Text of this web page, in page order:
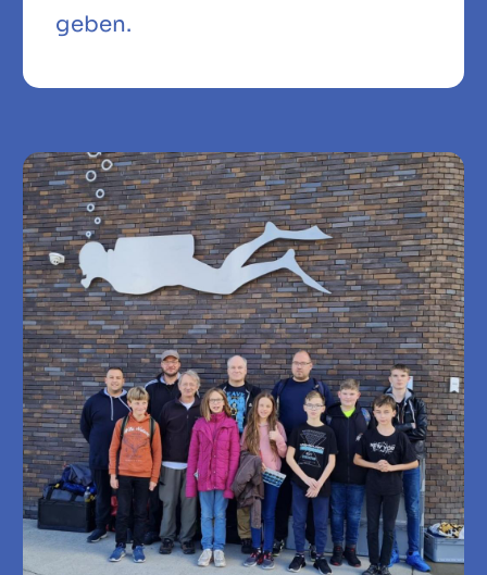
geben.